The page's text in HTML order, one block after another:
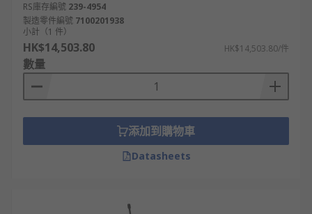
RS庫存編號 239-4954
製造零件編號 7100201938
小計（1 件）
HK$14,503.80 HK$14,503.80/件
數量
添加到購物車
Datasheets